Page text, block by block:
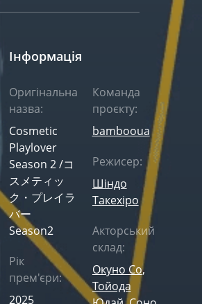
Інформація
Оригінальна
назва:
Cosmetic
Playlover
Season 2 /コ
スメティッ
ク・プレイラ
バー
Season2
Рік
прем'єри:
2025
Команда
проєкту:
bambooua
Режисер:
Шіндо
Такехіро
Акторський
склад:
Окуно Со,
Тойода